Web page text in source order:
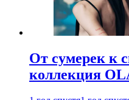
От сумерек к
коллекция